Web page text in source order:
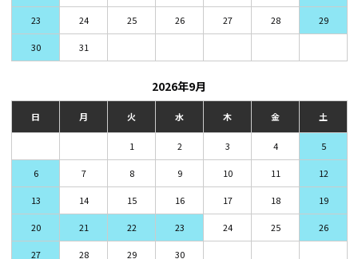
23 24 25 26 27 28 29
30 31
2026年9月
日 月 火 水 木 金 土
1 2 3 4 5
6 7 8 9 10 11 12
13 14 15 16 17 18 19
20 21 22 23 24 25 26
27 28 29 30